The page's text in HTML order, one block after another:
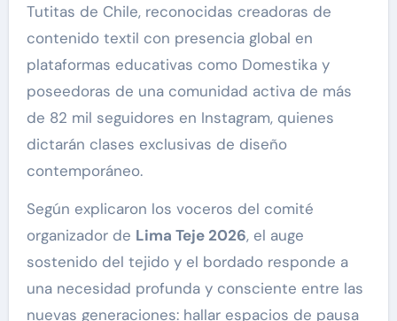
Tutitas de Chile, reconocidas creadoras de
contenido textil con presencia global en
plataformas educativas como Domestika y
poseedoras de una comunidad activa de más
de 82 mil seguidores en Instagram, quienes
dictarán clases exclusivas de diseño
contemporáneo.
Según explicaron los voceros del comité
organizador de Lima Teje 2026, el auge
sostenido del tejido y el bordado responde a
una necesidad profunda y consciente entre las
nuevas generaciones: hallar espacios de pausa